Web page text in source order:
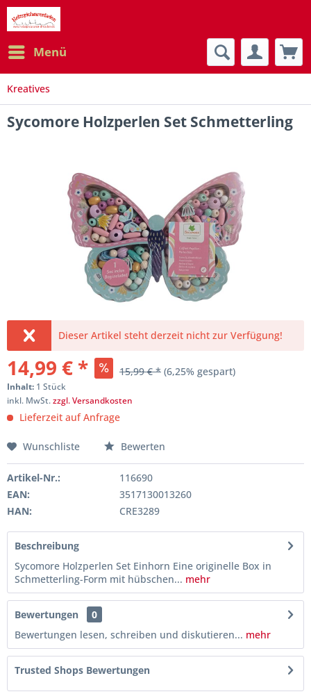
Menü
Kreatives
Sycomore Holzperlen Set Schmetterling
Dieser Artikel steht derzeit nicht zur Verfügung!
14,99 € * 15,99 € * (6,25% gespart)
Inhalt: 1 Stück
inkl. MwSt.zzgl. Versandkosten
Lieferzeit auf Anfrage
Wunschliste Bewerten
Artikel-Nr.:
116690
EAN:
3517130013260
HAN:
CRE3289
Beschreibung
Sycomore Holzperlen Set Einhorn Eine originelle Box in
Schmetterling-Form mit hübschen... mehr
Bewertungen
0
Bewertungen lesen, schreiben und diskutieren... mehr
Trusted Shops Bewertungen